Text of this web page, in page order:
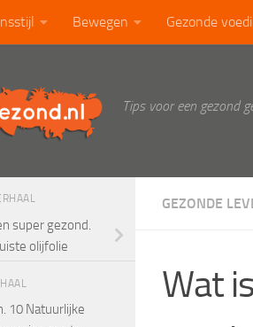
Bewegen Gezonde
Tips voor een gezond
GEZONDE
Wat
super gezond.
olijfolie
10 Natuurlijke